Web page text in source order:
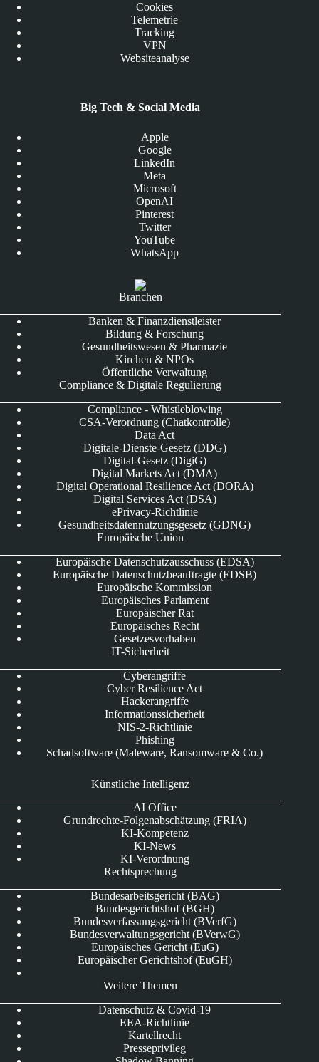
Cookies
Telemetrie
Tracking
VPN
Websiteanalyse
Big Tech & Social Media
Apple
Google
LinkedIn
Meta
Microsoft
OpenAI
Pinterest
Twitter
YouTube
WhatsApp
Branchen
Banken & Finanzdienstleister
Bildung & Forschung
Gesundheitswesen & Pharmazie
Kirchen & NPOs
Öffentliche Verwaltung
Compliance & Digitale Regulierung
Compliance - Whistleblowing
CSA-Verordnung (Chatkontrolle)
Data Act
Digitale-Dienste-Gesetz (DDG)
Digital-Gesetz (DigiG)
Digital Markets Act (DMA)
Digital Operational Resilience Act (DORA)
Digital Services Act (DSA)
ePrivacy-Richtlinie
Gesundheitsdatennutzungsgesetz (GDNG)
Europäische Union
Europäische Datenschutzausschuss (EDSA)
Europäische Datenschutzbeauftragte (EDSB)
Europäische Kommission
Europäisches Parlament
Europäischer Rat
Europäisches Recht
Gesetzesvorhaben
IT-Sicherheit
Cyberangriffe
Cyber Resilience Act
Hackerangriffe
Informationssicherheit
NIS-2-Richtlinie
Phishing
Schadsoftware (Maleware, Ransomware & Co.)
Künstliche Intelligenz
AI Office
Grundrechte-Folgenabschätzung (FRIA)
KI-Kompetenz
KI-News
KI-Verordnung
Rechtsprechung
Bundesarbeitsgericht (BAG)
Bundesgerichtshof (BGH)
Bundesverfassungsgericht (BVerfG)
Bundesverwaltungsgericht (BVerwG)
Europäisches Gericht (EuG)
Europäischer Gerichtshof (EuGH)
Weitere Themen
Datenschutz & Covid-19
EEA-Richtlinie
Kartellrecht
Presseprivileg